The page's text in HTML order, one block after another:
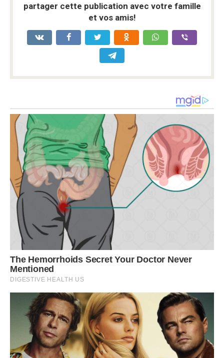
partager cette publication avec votre famille
et vos amis!